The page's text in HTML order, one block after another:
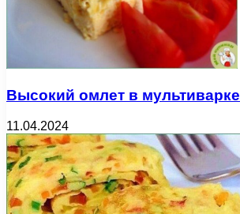
Высокий омлет в мультиварке
11.04.2024